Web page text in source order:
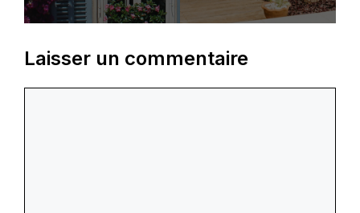
Laisser un commentaire